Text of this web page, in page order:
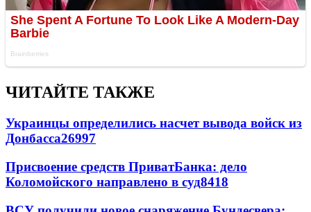
ЧИТАЙТЕ ТАКЖЕ
Украинцы определились насчет вывода войск из
Донбасса26997
Присвоение средств ПриватБанка: дело
Коломойского направлено в суд8418